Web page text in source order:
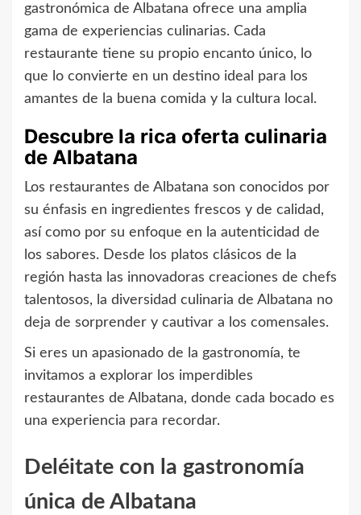
gastronómica de Albatana ofrece una amplia
gama de experiencias culinarias. Cada
restaurante tiene su propio encanto único, lo
que lo convierte en un destino ideal para los
amantes de la buena comida y la cultura local.
Descubre la rica oferta culinaria
de Albatana
Los restaurantes de Albatana son conocidos por
su énfasis en ingredientes frescos y de calidad,
así como por su enfoque en la autenticidad de
los sabores. Desde los platos clásicos de la
región hasta las innovadoras creaciones de chefs
talentosos, la diversidad culinaria de Albatana no
deja de sorprender y cautivar a los comensales.
Si eres un apasionado de la gastronomía, te
invitamos a explorar los imperdibles
restaurantes de Albatana, donde cada bocado es
una experiencia para recordar.
Deléitate con la gastronomía
única de Albatana